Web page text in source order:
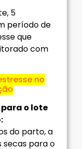
5
período de
que
com
no
para o lote
do parto, a
secas para o